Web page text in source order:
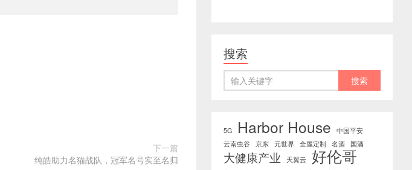
下一篇
纯皓助力名猫战队，冠军名号实至名归
搜索
5G Harbor House
中国平安
云南虫谷 京东 元世界 全屋定制 名酒 国酒
大健康产业 天翼云 好伦哥